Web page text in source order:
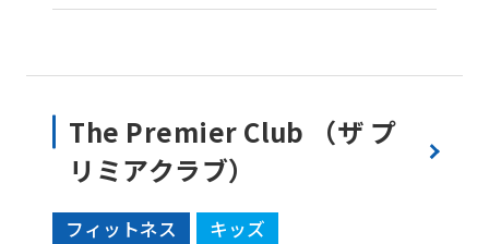
The Premier Club （ザ プ
リミアクラブ）
フィットネス キッズ
page.
you
automatic